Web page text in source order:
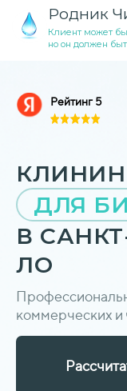
Родник
Клиент может
но он должен
Рейтинг 5
ДЛЯ
В
ЛО
коммерческих и